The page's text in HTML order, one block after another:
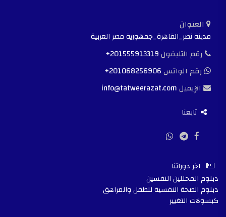
العنوان
مدينة نصر_القاهرة_جمهورية مصر العربية
رقم التليفون+201555913319
رقم الواتس+201068256906
الإيميلinfo@tatweerazat.com
تابعنا
اخر دوراتنا
دبلوم المحللين النفسين
دبلوم الصحة النفسية للطفل والمراهق
كبسولات التغيير